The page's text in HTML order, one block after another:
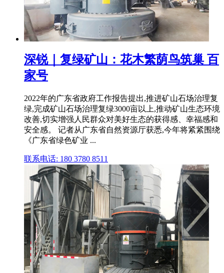
深锐｜复绿矿山：花木繁荫鸟筑巢 百
家号
2022年的广东省政府工作报告提出,推进矿山石场治理复
绿,完成矿山石场治理复绿3000亩以上,推动矿山生态环境
改善,切实增强人民群众对美好生态的获得感、幸福感和
安全感。 记者从广东省自然资源厅获悉,今年将紧紧围绕
《广东省绿色矿业 ...
联系电话: 180 3780 8511